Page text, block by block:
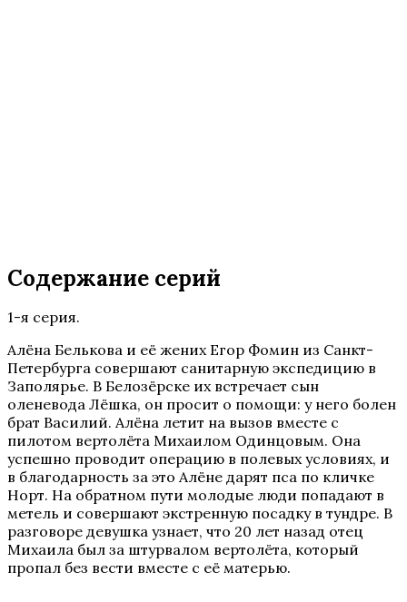
Содержание серий
1-я серия.
Алёна Белькова и её жених Егор Фомин из Санкт-
Петербурга совершают санитарную экспедицию в
Заполярье. В Белозёрске их встречает сын
оленевода Лёшка, он просит о помощи: у него болен
брат Василий. Алёна летит на вызов вместе с
пилотом вертолёта Михаилом Одинцовым. Она
успешно проводит операцию в полевых условиях, и
в благодарность за это Алёне дарят пса по кличке
Норт. На обратном пути молодые люди попадают в
метель и совершают экстренную посадку в тундре. В
разговоре девушка узнает, что 20 лет назад отец
Михаила был за штурвалом вертолёта, который
пропал без вести вместе с её матерью.